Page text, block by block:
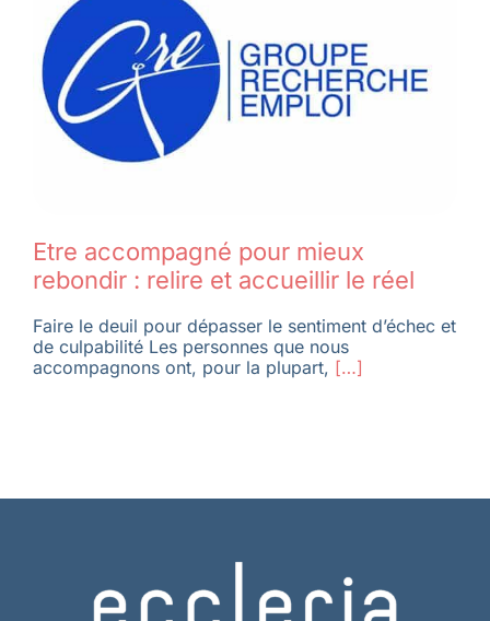
Membres
L’actu
La revue Responsables
Etre accompagné pour mieux
rebondir : relire et accueillir le réel
Faire le deuil pour dépasser le sentiment d’échec et
de culpabilité Les personnes que nous
accompagnons ont, pour la plupart, […]